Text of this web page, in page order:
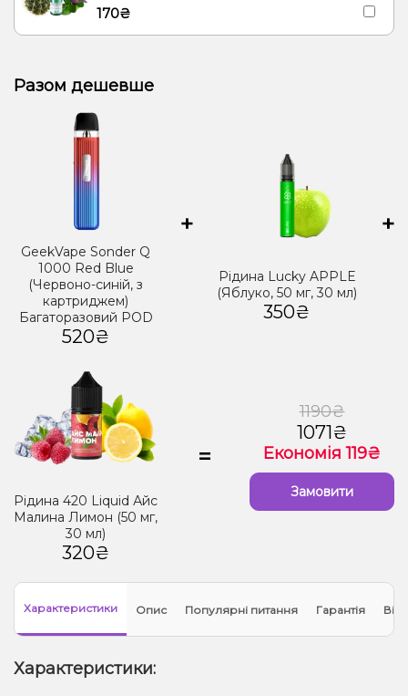
170₴
Разом дешевше
GeekVape Sonder Q
1000 Red Blue
(Червоно-синій, з
картриджем)
Багаторазовий POD
520₴
+
Рідина Lucky APPLE
(Яблуко, 50 мг, 30 мл)
350₴
+
Рідина 420 Liquid Айс
Малина Лимон (50 мг,
30 мл)
320₴
=
1190₴
1071₴
Економія 119₴
Замовити
Характеристики Опис Популярні питання Гарантія
Характеристики: